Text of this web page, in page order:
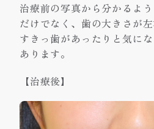
治療前の写真から分かるよ
だけでなく、歯の大きさが
すきっ歯があったりと気に
あります。
【治療後】